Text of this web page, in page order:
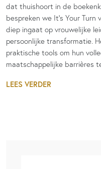
dat thuishoort in de
bespreken we It’s Your
diep ingaat op vrouwelijke
persoonlijke transformatie.
praktische tools om hun
maatschappelijke barrières
LEES VERDER